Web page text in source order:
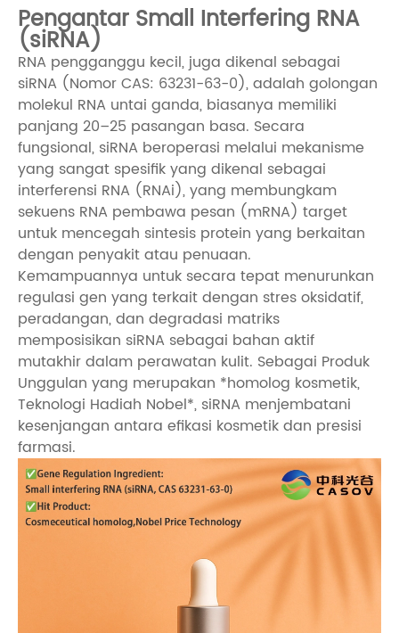
Pengantar Small Interfering RNA
(siRNA)
RNA pengganggu kecil, juga dikenal sebagai
siRNA (Nomor CAS: 63231-63-0), adalah golongan
molekul RNA untai ganda, biasanya memiliki
panjang 20–25 pasangan basa. Secara
fungsional, siRNA beroperasi melalui mekanisme
yang sangat spesifik yang dikenal sebagai
interferensi RNA (RNAi), yang membungkam
sekuens RNA pembawa pesan (mRNA) target
untuk mencegah sintesis protein yang berkaitan
dengan penyakit atau penuaan.
Kemampuannya untuk secara tepat menurunkan
regulasi gen yang terkait dengan stres oksidatif,
peradangan, dan degradasi matriks
memposisikan siRNA sebagai bahan aktif
mutakhir dalam perawatan kulit. Sebagai Produk
Unggulan yang merupakan *homolog kosmetik,
Teknologi Hadiah Nobel*, siRNA menjembatani
kesenjangan antara efikasi kosmetik dan presisi
farmasi.